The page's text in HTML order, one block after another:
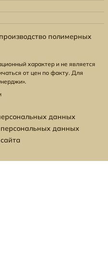
полимерных
характер и не является
от цен по факту. Для
данных
персональных данных